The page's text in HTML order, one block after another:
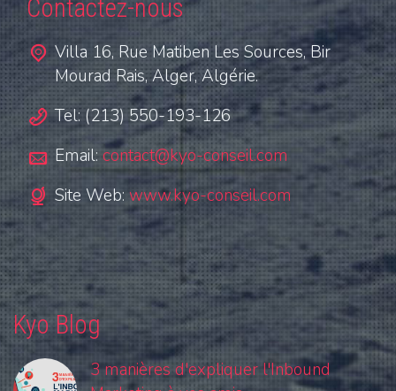
Contactez-nous
Villa 16, Rue Matiben Les Sources, Bir
Mourad Rais, Alger, Algérie.
Tel: (213) 550-193-126
Email: contact@kyo-conseil.com
Site Web:www.kyo-conseil.com
Kyo Blog
3 manières d'expliquer l'Inbound